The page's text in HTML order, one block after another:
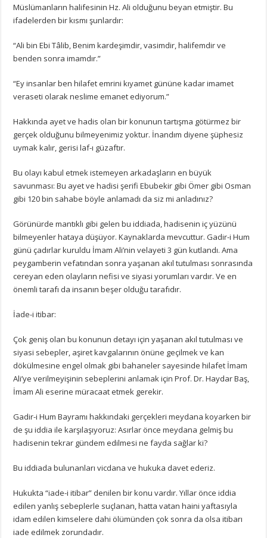
Müslümanların halifesinin Hz. Ali olduğunu beyan etmiştir. Bu
ifadelerden bir kısmı şunlardır:
“Ali bin Ebi Tâlib, Benim kardeşimdir, vasimdir, halifemdir ve
benden sonra imamdır.”
“Ey insanlar ben hilafet emrini kıyamet gününe kadar imamet
veraseti olarak neslime emanet ediyorum.”
Hakkında ayet ve hadis olan bir konunun tartışma götürmez bir
gerçek olduğunu bilmeyenimiz yoktur. İnandım diyene şüphesiz
uymak kalır, gerisi laf-ı güzaftır.
Bu olayı kabul etmek istemeyen arkadaşların en büyük
savunması: Bu ayet ve hadisi şerifi Ebubekir gibi Ömer gibi Osman
gibi 120 bin sahabe böyle anlamadı da siz mi anladınız?
Görünürde mantıklı gibi gelen bu iddiada, hadisenin iç yüzünü
bilmeyenler hataya düşüyor. Kaynaklarda mevcuttur. Gadir-i Hum
günü çadırlar kuruldu İmam Ali’nin velayeti 3 gün kutlandı. Ama
peygamberin vefatından sonra yaşanan akıl tutulması sonrasında
cereyan eden olayların nefisi ve siyasi yorumları vardır. Ve en
önemli tarafı da insanın beşer olduğu tarafıdır.
İade-i itibar:
Çok geniş olan bu konunun detayı için yaşanan akıl tutulması ve
siyasi sebepler, aşiret kavgalarının önüne geçilmek ve kan
dökülmesine engel olmak gibi bahaneler sayesinde hilafet İmam
Ali’ye verilmeyişinin sebeplerini anlamak için Prof. Dr. Haydar Baş,
İmam Ali eserine müracaat etmek gerekir.
Gadir-i Hum Bayramı hakkındaki gerçekleri meydana koyarken bir
de şu iddia ile karşılaşıyoruz: Asırlar önce meydana gelmiş bu
hadisenin tekrar gündem edilmesi ne fayda sağlar ki?
Bu iddiada bulunanları vicdana ve hukuka davet ederiz.
Hukukta “iade-i itibar” denilen bir konu vardır. Yıllar önce iddia
edilen yanlış sebeplerle suçlanan, hatta vatan haini yaftasıyla
idam edilen kimselere dahi ölümünden çok sonra da olsa itibarı
iade edilmek zorundadır.